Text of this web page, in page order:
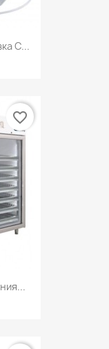
C...
favorite_border